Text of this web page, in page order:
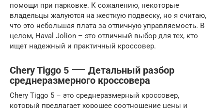
помощи при парковке. К сожалению, некоторые
владельцы жалуются на жесткую подвеску, но я считаю,
что это небольшая плата за отличную управляемость. В
целом, Haval Jolion – это отличный выбор для тех, кто
ищет надежный и практичный кроссовер.
Chery Tiggo 5 ⸺ Детальный разбор
среднеразмерного кроссовера
Chery Tiggo 5 – это среднеразмерный кроссовер,
который предлагает хорошее соотношение цены и